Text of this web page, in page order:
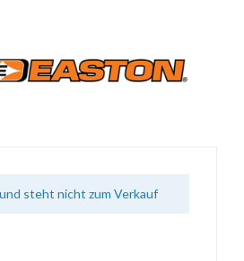
nach
mehr erfahren
steht nicht zum Verkauf